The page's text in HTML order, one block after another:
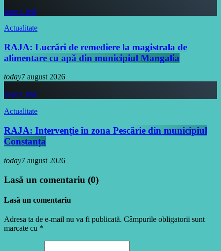
insert_link
Actualitate
RAJA: Lucrări de remediere la magistrala de
alimentare cu apă din municipiul Mangalia
today7 august 2026
insert_link
Actualitate
RAJA: Intervenție în zona Pescărie din municipiul
Constanța
today7 august 2026
Lasă un comentariu (0)
Lasă un comentariu
Adresa ta de e-mail nu va fi publicată. Câmpurile obligatorii sunt
marcate cu *